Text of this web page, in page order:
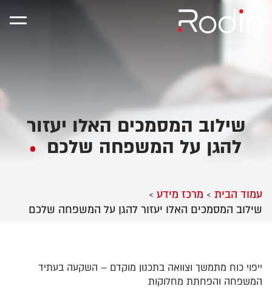
שילוב המסמכים האלו יעזור
להגן על המשפחה שלכם
עמוד הבית > מרכז מידע >
שילוב המסמכים האלו יעזור להגן על המשפחה שלכם
ייפוי כוח מתמשך וצוואה בתכנון מוקדם – השקעה בעתיד
המשפחה והפחתת מחלוקות